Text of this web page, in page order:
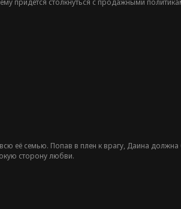
придется столкнуться с продажными
её семью. Попав в плен к врагу, Даина должна
сторону любви.